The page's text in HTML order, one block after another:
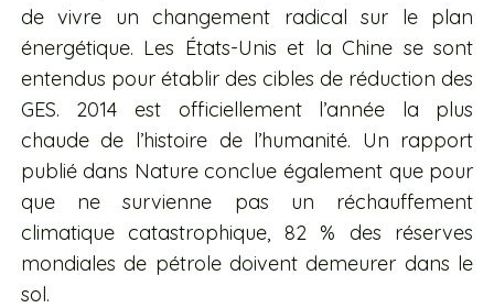
de vivre un changement radical sur le plan
énergétique. Les États-Unis et la Chine se sont
entendus pour établir des cibles de réduction des
GES. 2014 est officiellement l’année la plus
chaude de l’histoire de l’humanité. Un rapport
publié dans Nature conclue également que pour
que ne survienne pas un réchauffement
climatique catastrophique, 82 % des réserves
mondiales de pétrole doivent demeurer dans le
sol.